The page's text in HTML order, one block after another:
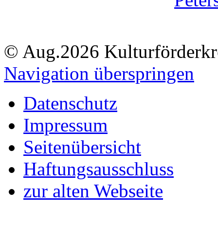
© Aug.2026
Navigation überspringen
Datenschutz
Impressum
Seitenübersicht
Haftungsausschluss
zur alten Webseite